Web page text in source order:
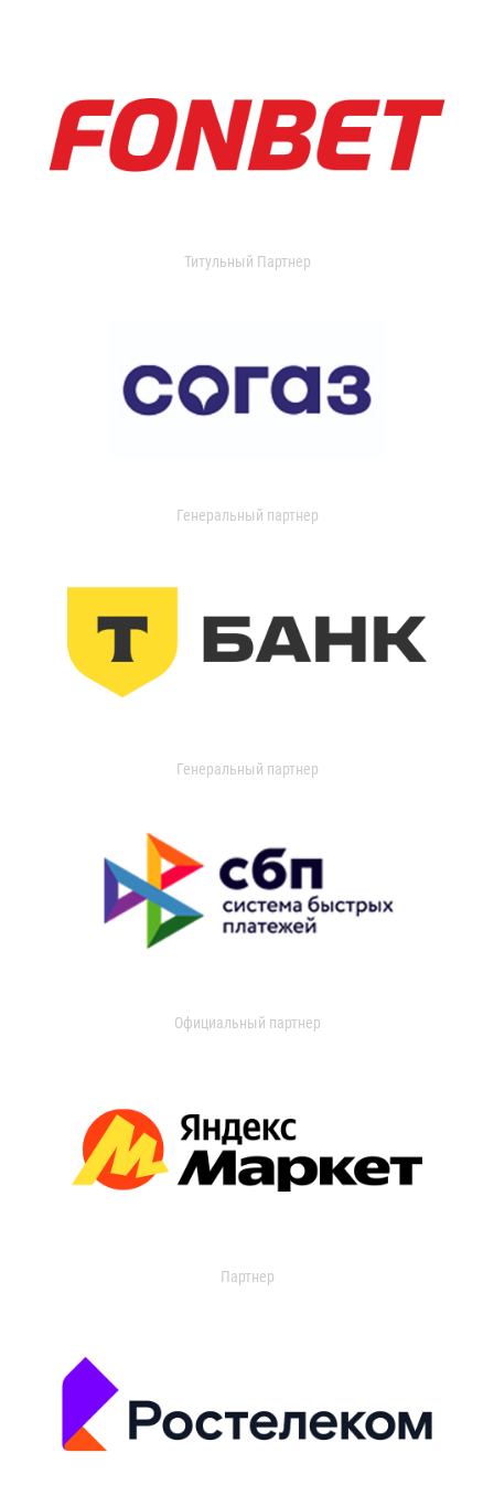
Титульный Партнер
Генеральный партнер
Генеральный партнер
Официальный партнер
Партнер